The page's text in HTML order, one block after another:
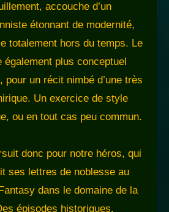
accouche d’un
étonnant de modernité,
totalement hors du temps. Le
plus conceptuel
pour un récit nimbé d’une très
Un exercice de style
ou en tout cas peu commun.
donc pour notre héros, qui
ses lettres de noblesse au
dans le domaine de la
épisodes historiques,